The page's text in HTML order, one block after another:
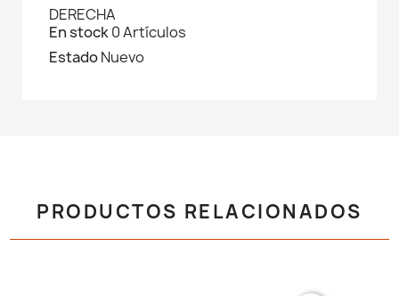
DERECHA
En stock0 Artículos
EstadoNuevo
PRODUCTOS RELACIONADOS